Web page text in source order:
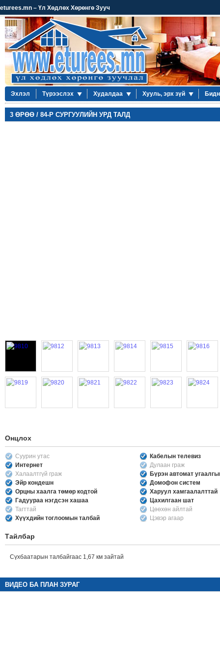
eturees.mn – Үл Хөдлөх Хөрөнгө Зууч
Эхлэл Түрээслэх Худалдаа Хууль, эрх зүй
3 ӨРӨӨ / 84-Р СУРГУУЛИЙН УРД ТАЛД
Онцлох
Суурин утас
Кабелын телевиз
Интернет
Дулаан граж
Халаалтгүй граж
Бүрэн автомат
Эйр кондешн
Домофон систем
Орцны хаалга төмөр кодтой
Харуул хамгаалалттай
Гадуураа нэгдсэн хашаа
Цахилгаан шат
Тагттай
Цөөхөн айлтай
Хүүхдийн тоглоомын талбай
Цэвэр агаар
Тайлбар
Сүхбаатарын талбайгаас 1,67 км зайтай
ВИДЕО БА ПЛАН ЗУРАГ